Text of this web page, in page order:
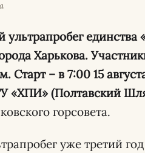
ультрапробег единства
Харькова.
Старт – в 7:00 15
«ХПИ» (Полтавский
горсовета.
уже третий